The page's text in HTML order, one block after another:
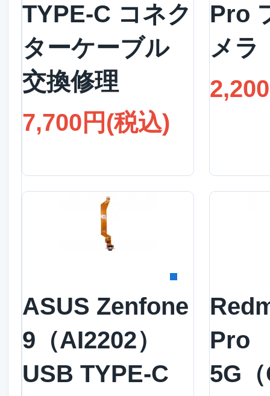
TYPE-C コネク
ターケーブル
交換修理
7,700円(税込)
Pro
メラ
ASUS Zenfone
9（AI2202）
USB TYPE-C
Pro
5G